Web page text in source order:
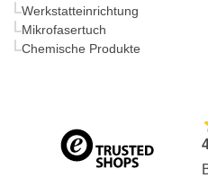
Werkstatteinrichtung
Mikrofasertuch
Chemische Produkte